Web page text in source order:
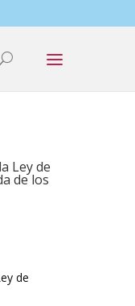
Ley de
de los
de